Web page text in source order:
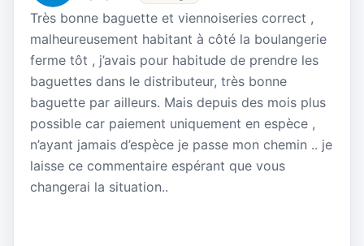
Très bonne baguette et viennoiseries correct ,
malheureusement habitant à côté la boulangerie
ferme tôt , j’avais pour habitude de prendre les
baguettes dans le distributeur, très bonne
baguette par ailleurs. Mais depuis des mois plus
possible car paiement uniquement en espèce ,
n’ayant jamais d’espèce je passe mon chemin .. je
laisse ce commentaire espérant que vous
changerai la situation..